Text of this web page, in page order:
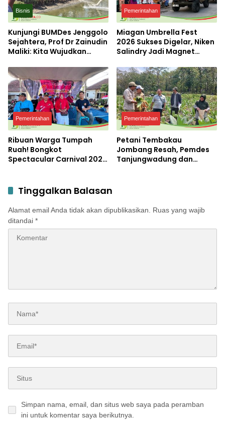
Bisnis
Kunjungi BUMDes Jenggolo
Sejahtera, Prof Dr Zainudin
Maliki: Kita Wujudkan
dengan Potensi Desa
Pemerintahan
Miagan Umbrella Fest
2026 Sukses Digelar, Niken
Salindry Jadi Magnet
Pemerintahan
Ribuan Warga Tumpah
Ruah! Bongkot
Spectacular Carnival 2026
Pemerintahan
Petani Tembakau
Jombang Resah, Pemdes
Tanjungwadung dan
Tinggalkan Balasan
Alamat email Anda tidak akan dipublikasikan.
Ruas yang wajib
ditandai *
Simpan nama, email, dan situs web saya pada peramban
ini untuk komentar saya berikutnya.